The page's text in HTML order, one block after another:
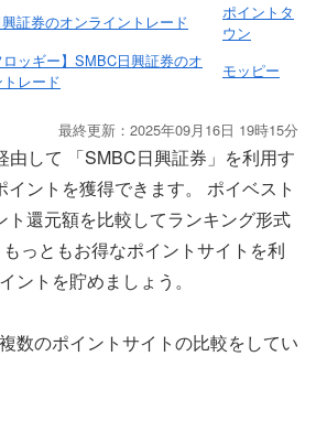
証券のオンライントレード
ポイントタ
ウン
ロッギー】SMBC日興証券のオ
レード
モッピー
最終更新：2025年09月16日 19時15分
由して 「SMBC日興証券」を利用す
イントを獲得できます。 ポイベスト
ト還元額を比較してランキング形式
っともお得なポイントサイトを利
ントを貯めましょう。
数のポイントサイトの比較をしてい